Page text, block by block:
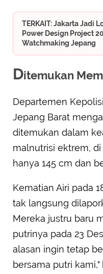
TERKAIT: Jakarta Jadi
Power Design Project
Watchmaking Jepang
Ditemukan
Departemen
Jepang Barat
ditemukan dalam
malnutrisi ektrem,
hanya 145 cm dan
Kematian Airi pada
tak langsung
Mereka justru baru
putrinya pada 23
alasan ingin tetap
bersama putri